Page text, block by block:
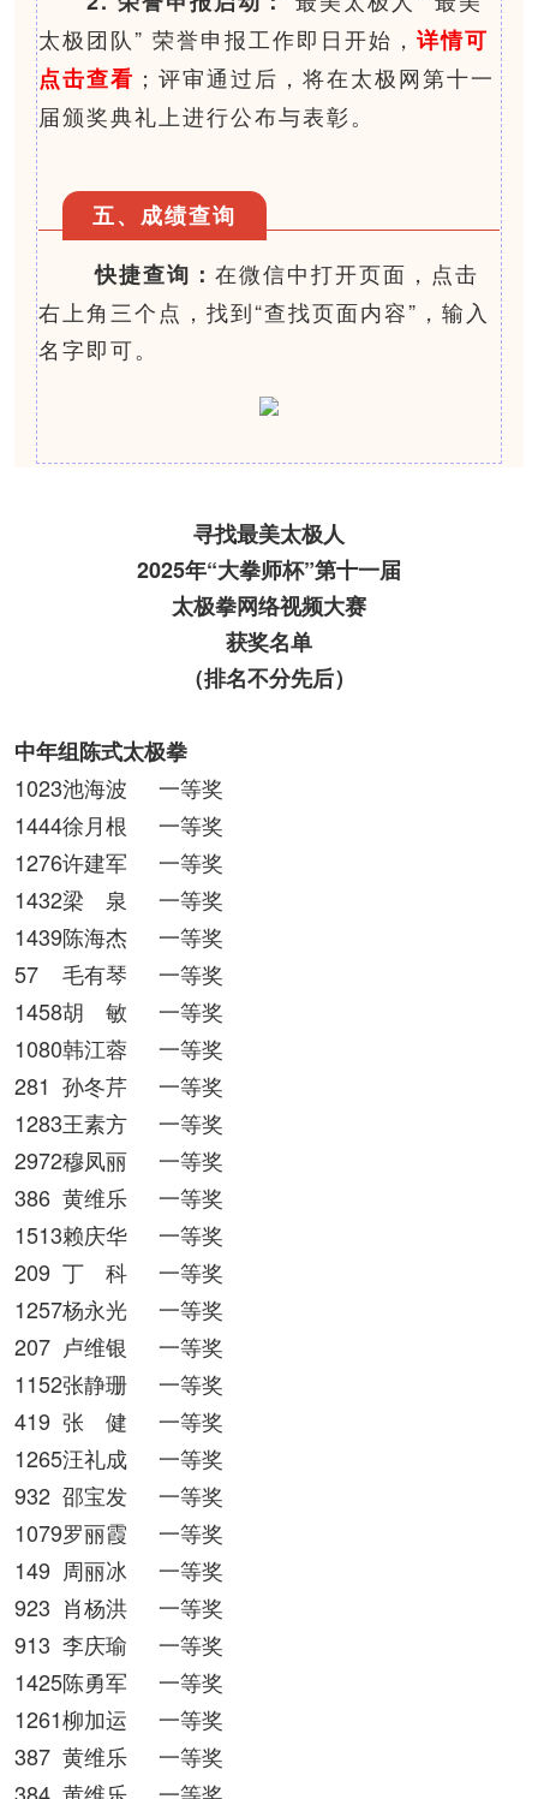
太极团队” 荣誉申报工作即日开始， 详情可
点击查看 ；评审通过后，将在太极网第十一
届颁奖典礼上进行公布与表彰。
五、成绩查询
快捷查询： 在微信中打开页面，点击
右上角三个点，找到“查找页面内容”，输入
名字即可。
寻找最美太极人
2025年“大拳师杯”第十一届
太极拳网络视频大赛
获奖名单
（排名不分先后）
中年组陈式太极拳
1023池海波
一等奖
1444徐月根
一等奖
1276许建军
一等奖
1432梁 泉
一等奖
1439陈海杰
一等奖
57
毛有琴
一等奖
1458胡 敏
一等奖
1080韩江蓉
一等奖
281 孙冬芹
一等奖
1283王素方
一等奖
2972穆凤丽
一等奖
386 黄维乐
一等奖
1513赖庆华
一等奖
209 丁 科
一等奖
1257杨永光
一等奖
207 卢维银
一等奖
1152张静珊
一等奖
419 张 健
一等奖
1265汪礼成
一等奖
932 邵宝发
一等奖
1079罗丽霞
一等奖
149 周丽冰
一等奖
923 肖杨洪
一等奖
913 李庆瑜
一等奖
1425陈勇军
一等奖
1261柳加运
一等奖
387 黄维乐
一等奖
384 黄维乐 一等奖